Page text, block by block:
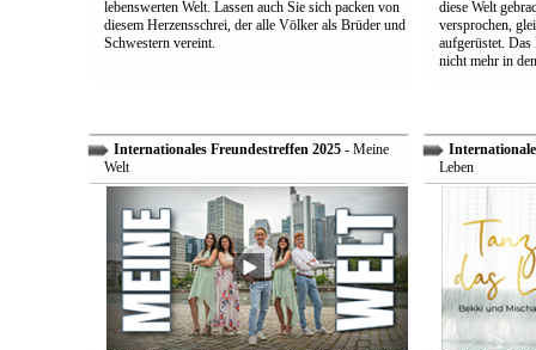
lebenswerten Welt. Lassen auch Sie sich packen von
diesem Herzensschrei, der alle Völker als Brüder und
Schwestern vereint.
diese Welt
versprochen,
aufgerüstet.
nicht mehr in
Internationales Freundestreffen 2025- Meine
Welt
Leben